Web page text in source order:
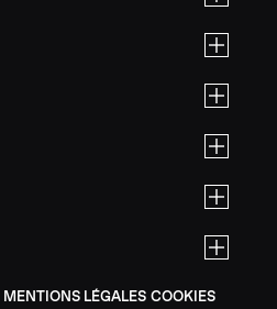
MENTIONS LÉGALES COOKIES